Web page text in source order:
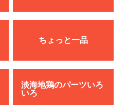
ちょっと一品
淡海地鶏のパーツいろ
いろ